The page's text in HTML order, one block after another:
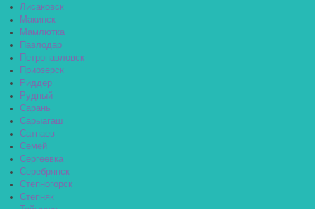
Лисаковск
Макинск
Мамлютка
Павлодар
Петропавловск
Приозерск
Риддер
Рудный
Сарань
Сарыагаш
Сатпаев
Семей
Сергеевка
Серебрянск
Степногорск
Степняк